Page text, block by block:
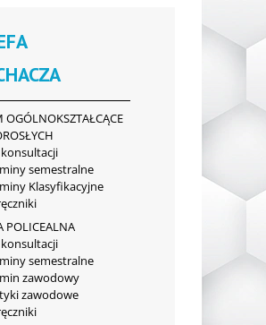
OGÓLNOKSZTAŁCĄCE
semestralne
Klasyfikacyjne
POLICEALNA
semestralne
zawodowy
zawodowe